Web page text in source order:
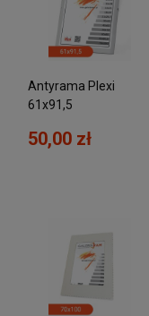
Antyrama Plexi
61x91,5
50,00 zł